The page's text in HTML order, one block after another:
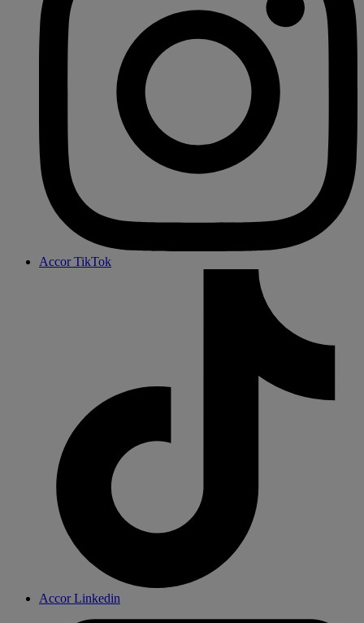
Accor TikTok
Accor Linkedin